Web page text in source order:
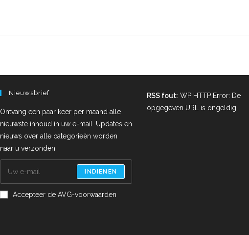
Nieuwsbrief
Ontvang een paar keer per maand alle
nieuwste inhoud in uw e-mail. Updates en
nieuws over alle categorieën worden
naar u verzonden.
INDIENEN
Accepteer de AVG-voorwaarden
RSS fout: WP HTTP Error: De
opgegeven URL is ongeldig.